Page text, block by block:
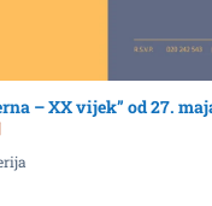
– XX vijek” od 27.